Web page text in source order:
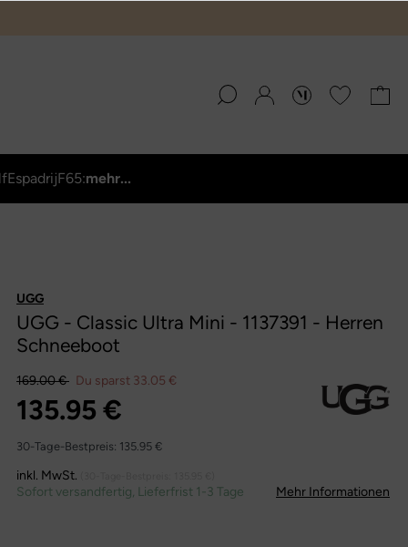
EspadrijF65:mehr...
UGG
UGG - Classic Ultra Mini - 1137391 - Herren
Schneeboot
169.00 € Du sparst 33.05 €
135.95 €
30-Tage-Bestpreis: 135.95 €
inkl. MwSt.
Sofort versandfertig, Lieferfrist 1-3 Tage Mehr Informationen